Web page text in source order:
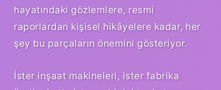
hayatındaki gözlemlere, resmi
raporlardan kişisel hikâyelere kadar, her
şey bu parçaların önemini gösteriyor.
İster inşaat makineleri, ister fabrika